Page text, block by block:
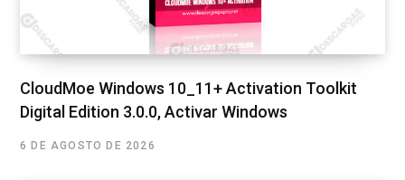
CloudMoe Windows 10_11+ Activation Toolkit
Digital Edition 3.0.0, Activar Windows
6 DE AGOSTO DE 2026